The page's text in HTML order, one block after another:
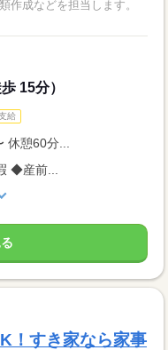
作成などを担当します。
15分）
給
憩60分...
◆産前...
！すき家なら家事